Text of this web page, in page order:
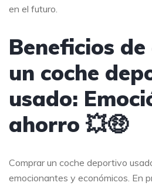
en el futuro.
Beneficios
un coche
usado:
ahorro 💥🤑
Comprar un coche deportivo
emocionantes y económicos. En